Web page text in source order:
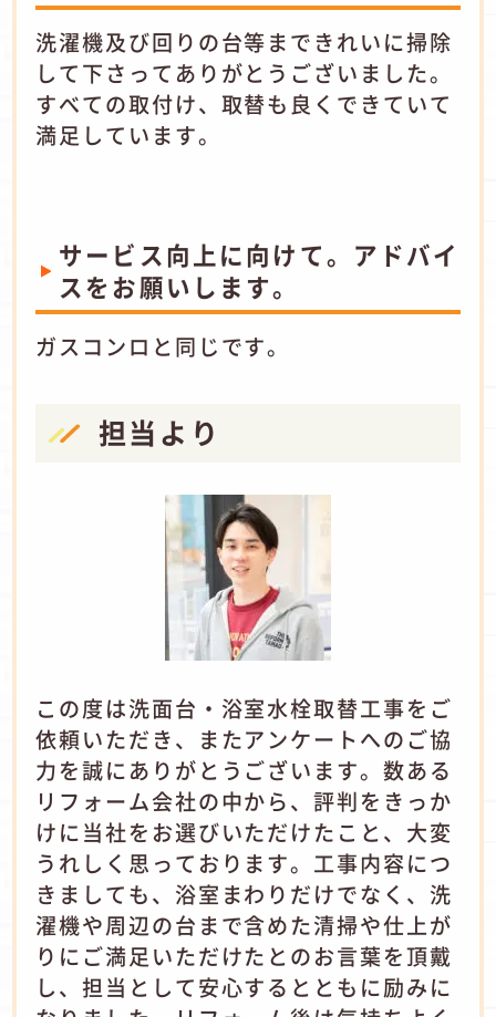
洗濯機及び回りの台等まできれいに掃除
して下さってありがとうございました。
すべての取付け、取替も良くできていて
満足しています。
サービス向上に向けて。アドバイ
スをお願いします。
ガスコンロと同じです。
担当より
この度は洗面台・浴室水栓取替工事をご
依頼いただき、またアンケートへのご協
力を誠にありがとうございます。数ある
リフォーム会社の中から、評判をきっか
けに当社をお選びいただけたこと、大変
うれしく思っております。工事内容につ
きましても、浴室まわりだけでなく、洗
濯機や周辺の台まで含めた清掃や仕上が
りにご満足いただけたとのお言葉を頂戴
し、担当として安心するとともに励みに